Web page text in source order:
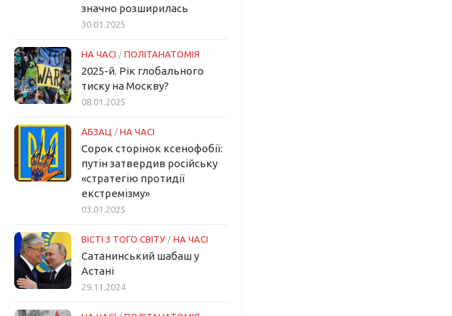
значно розширилась
30.01.2025
НА ЧАСІ / ПОЛІТАНАТОМІЯ
2025-й. Рік глобального
тиску на Москву?
08.01.2025
АБЗАЦ / НА ЧАСІ
Сорок сторінок ксенофобії:
путін затвердив російську
«стратегію протидії
екстремізму»
03.01.2025
ВІСТІ З ТОГО СВІТУ / НА ЧАСІ
Сатанинський шабаш у
Астані
29.11.2024